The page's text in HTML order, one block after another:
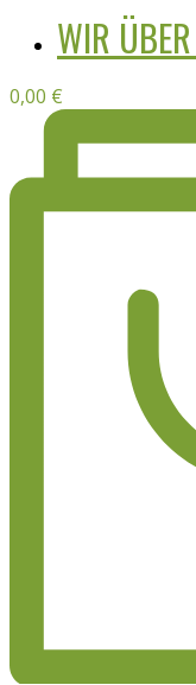
WIR
0,00 €